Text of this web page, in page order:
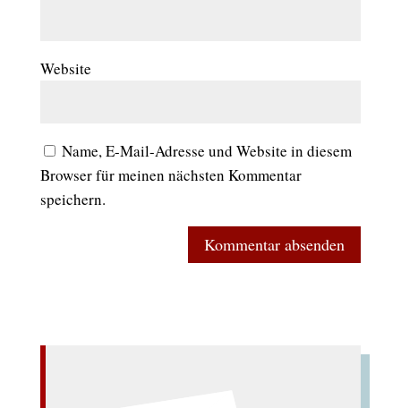
Website
Name, E-Mail-Adresse und Website in diesem
Browser für meinen nächsten Kommentar
speichern.